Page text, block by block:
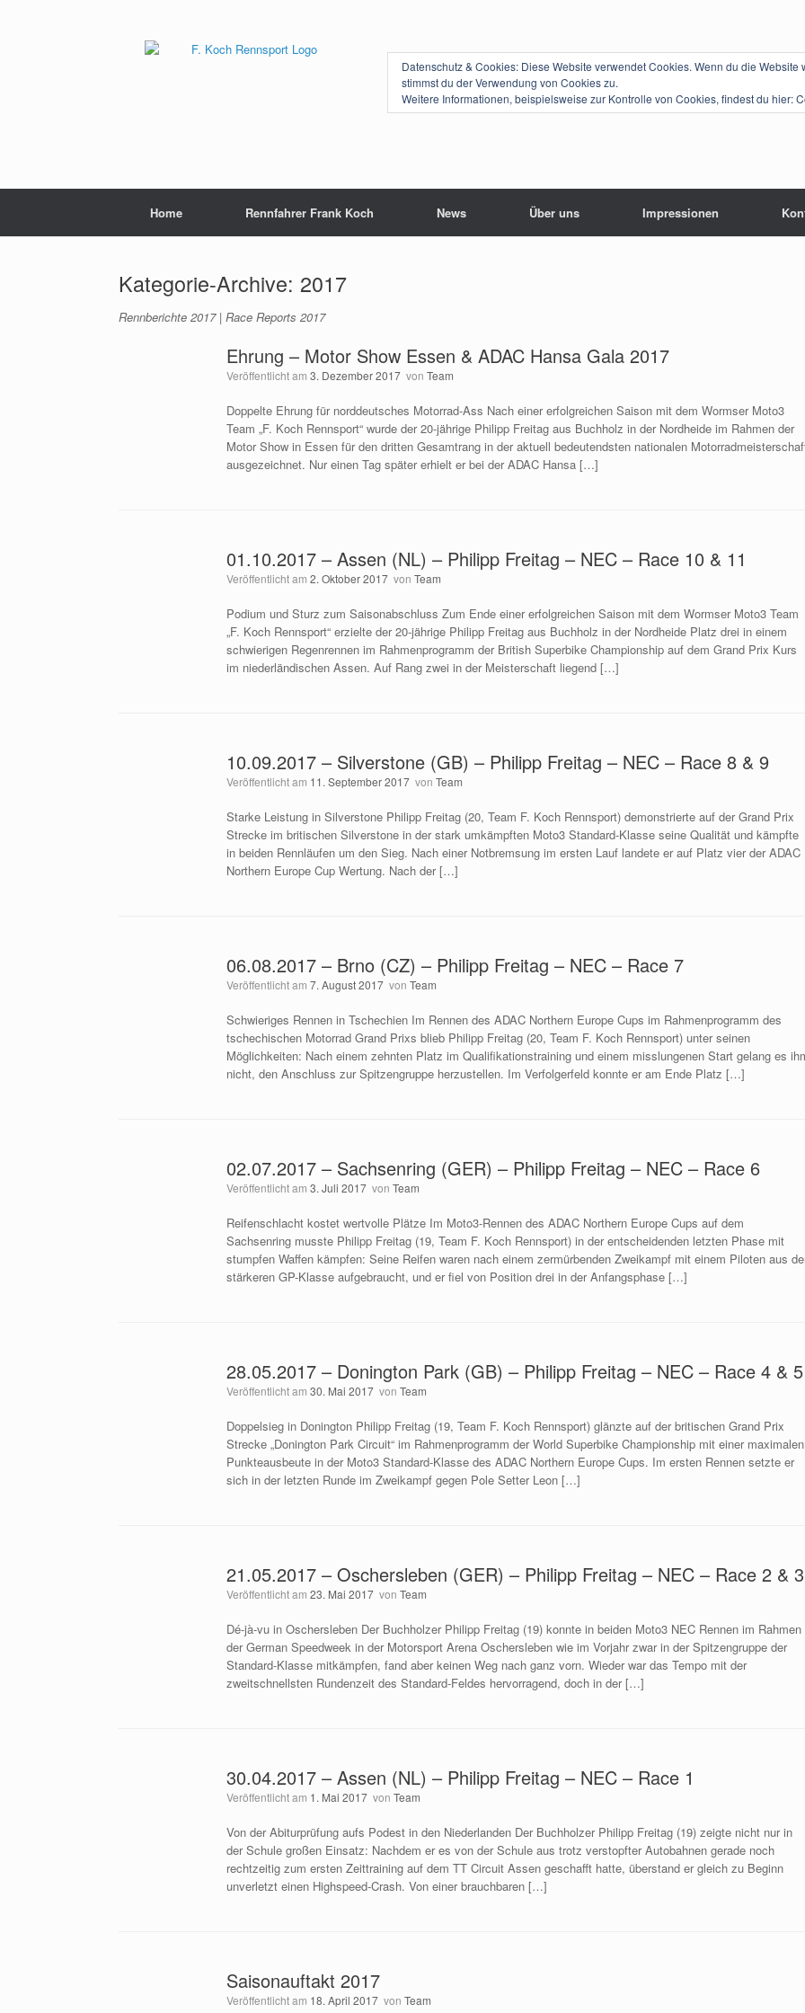
Datenschutz & Cookies: Diese Website verwendet Cookies. Wenn du die Website
stimmst du der Verwendung von Cookies zu.
Weitere Informationen, beispielsweise zur Kontrolle von Cookies, findest du hier:
Home Rennfahrer Frank Koch News Über uns Impressionen
Kategorie-Archive: 2017
Rennberichte 2017 | Race Reports 2017
Ehrung – Motor Show Essen & ADAC Hansa Gala 2017
Veröffentlicht am3. Dezember 2017 vonTeam
Doppelte Ehrung für norddeutsches Motorrad-Ass Nach einer erfolgreichen Saison mit dem Wormser Moto3
Team „F. Koch Rennsport“ wurde der 20-jährige Philipp Freitag aus Buchholz in der Nordheide im Rahmen der
Motor Show in Essen für den dritten Gesamtrang in der aktuell bedeutendsten nationalen
ausgezeichnet. Nur einen Tag später erhielt er bei der ADAC Hansa […]
01.10.2017 – Assen (NL) – Philipp Freitag – NEC – Race 10 & 11
Veröffentlicht am2. Oktober 2017 vonTeam
Podium und Sturz zum Saisonabschluss Zum Ende einer erfolgreichen Saison mit dem Wormser Moto3 Team
„F. Koch Rennsport“ erzielte der 20-jährige Philipp Freitag aus Buchholz in der Nordheide Platz drei in einem
schwierigen Regenrennen im Rahmenprogramm der British Superbike Championship auf dem Grand Prix Kurs
im niederländischen Assen. Auf Rang zwei in der Meisterschaft liegend […]
10.09.2017 – Silverstone (GB) – Philipp Freitag – NEC – Race 8 & 9
Veröffentlicht am 11. September 2017 vonTeam
Starke Leistung in Silverstone Philipp Freitag (20, Team F. Koch Rennsport) demonstrierte auf der Grand Prix
Strecke im britischen Silverstone in der stark umkämpften Moto3 Standard-Klasse seine Qualität und kämpfte
in beiden Rennläufen um den Sieg. Nach einer Notbremsung im ersten Lauf landete er auf Platz vier der ADAC
Northern Europe Cup Wertung. Nach der […]
06.08.2017 – Brno (CZ) – Philipp Freitag – NEC – Race 7
Veröffentlicht am7. August 2017 vonTeam
Schwieriges Rennen in Tschechien Im Rennen des ADAC Northern Europe Cups im Rahmenprogramm des
tschechischen Motorrad Grand Prixs blieb Philipp Freitag (20, Team F. Koch Rennsport) unter seinen
Möglichkeiten: Nach einem zehnten Platz im Qualifikationstraining und einem misslungenen Start gelang es
nicht, den Anschluss zur Spitzengruppe herzustellen. Im Verfolgerfeld konnte er am Ende Platz […]
02.07.2017 – Sachsenring (GER) – Philipp Freitag – NEC – Race 6
Veröffentlicht am3. Juli 2017 vonTeam
Reifenschlacht kostet wertvolle Plätze Im Moto3-Rennen des ADAC Northern Europe Cups auf dem
Sachsenring musste Philipp Freitag (19, Team F. Koch Rennsport) in der entscheidenden letzten Phase mit
stumpfen Waffen kämpfen: Seine Reifen waren nach einem zermürbenden Zweikampf mit einem Piloten aus
stärkeren GP-Klasse aufgebraucht, und er fiel von Position drei in der Anfangsphase […]
28.05.2017 – Donington Park (GB) – Philipp Freitag – NEC – Race 4 & 5
Veröffentlicht am30. Mai 2017 vonTeam
Doppelsieg in Donington Philipp Freitag (19, Team F. Koch Rennsport) glänzte auf der britischen Grand Prix
Strecke „Donington Park Circuit“ im Rahmenprogramm der World Superbike Championship mit einer maximalen
Punkteausbeute in der Moto3 Standard-Klasse des ADAC Northern Europe Cups. Im ersten Rennen setzte er
sich in der letzten Runde im Zweikampf gegen Pole Setter Leon […]
21.05.2017 – Oschersleben (GER) – Philipp Freitag – NEC – Race 2 & 3
Veröffentlicht am23. Mai 2017 vonTeam
Dé-jà-vu in Oschersleben Der Buchholzer Philipp Freitag (19) konnte in beiden Moto3 NEC Rennen im Rahmen
der German Speedweek in der Motorsport Arena Oschersleben wie im Vorjahr zwar in der Spitzengruppe der
Standard-Klasse mitkämpfen, fand aber keinen Weg nach ganz vorn. Wieder war das Tempo mit der
zweitschnellsten Rundenzeit des Standard-Feldes hervorragend, doch in der […]
30.04.2017 – Assen (NL) – Philipp Freitag – NEC – Race 1
Veröffentlicht am 1. Mai 2017 vonTeam
Von der Abiturprüfung aufs Podest in den Niederlanden Der Buchholzer Philipp Freitag (19) zeigte nicht nur in
der Schule großen Einsatz: Nachdem er es von der Schule aus trotz verstopfter Autobahnen gerade noch
rechtzeitig zum ersten Zeittraining auf dem TT Circuit Assen geschafft hatte, überstand er gleich zu Beginn
unverletzt einen Highspeed-Crash. Von einer brauchbaren […]
Saisonauftakt 2017
Veröffentlicht am 18. April 2017 vonTeam